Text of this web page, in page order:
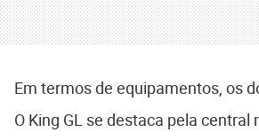
Em termos de equipamentos, os
O King GL se destaca pela central